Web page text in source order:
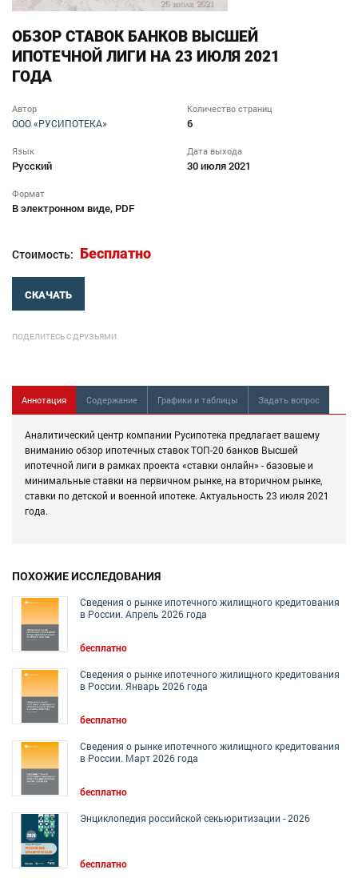
ОБЗОР СТАВОК БАНКОВ ВЫСШЕЙ
ИПОТЕЧНОЙ ЛИГИ НА 23 ИЮЛЯ 2021
ГОДА
Автор
ООО «РУСИПОТЕКА»
Количество страниц
6
Язык
Русский
Дата выхода
30 июля 2021
Формат
В электронном виде, PDF
Стоимость: Бесплатно
СКАЧАТЬ
ПОДЕЛИТЕСЬ С ДРУЗЬЯМИ
Аннотация Содержание Графики и таблицы Задать вопрос
Аналитический центр компании Русипотека предлагает вашему
вниманию обзор ипотечных ставок ТОП-20 банков Высшей
ипотечной лиги в рамках проекта «ставки онлайн» - базовые и
минимальные ставки на первичном рынке, на вторичном рынке,
ставки по детской и военной ипотеке. Актуальность 23 июля 2021
года.
ПОХОЖИЕ ИССЛЕДОВАНИЯ
Сведения о рынке ипотечного жилищного кредитования
в России. Апрель 2026 года
бесплатно
Сведения о рынке ипотечного жилищного кредитования
в России. Январь 2026 года
бесплатно
Сведения о рынке ипотечного жилищного кредитования
в России. Март 2026 года
бесплатно
Энциклопедия российской секьюритизации - 2026
бесплатно